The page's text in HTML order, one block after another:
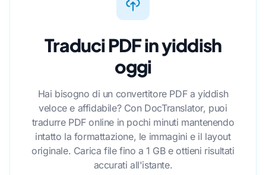
Traduci PDF in yiddish
oggi
Hai bisogno di un convertitore PDF a yiddish
veloce e affidabile? Con DocTranslator, puoi
tradurre PDF online in pochi minuti mantenendo
intatto la formattazione, le immagini e il layout
originale. Carica file fino a 1 GB e ottieni risultati
accurati all'istante.